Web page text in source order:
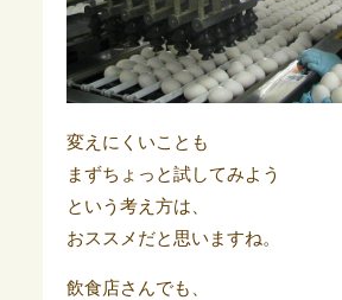
変えにくいことも
まずちょっと試してみよう
という考え方は、
おススメだと思いますね。
飲食店さんでも、